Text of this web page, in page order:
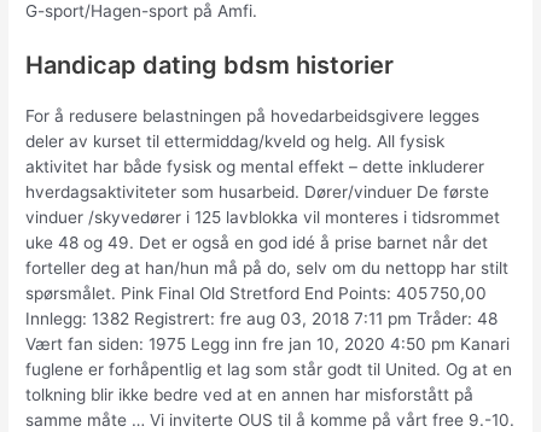
G-sport/Hagen-sport på Amfi.
Handicap dating bdsm historier
For å redusere belastningen på hovedarbeidsgivere legges
deler av kurset til ettermiddag/kveld og helg. All fysisk
aktivitet har både fysisk og mental effekt – dette inkluderer
hverdagsaktiviteter som husarbeid. Dører/vinduer De første
vinduer /skyvedører i 125 lavblokka vil monteres i tidsrommet
uke 48 og 49. Det er også en god idé å prise barnet når det
forteller deg at han/hun må på do, selv om du nettopp har stilt
spørsmålet. Pink Final Old Stretford End Points: 405 750,00
Innlegg: 1382 Registrert: fre aug 03, 2018 7:11 pm Tråder: 48
Vært fan siden: 1975 Legg inn fre jan 10, 2020 4:50 pm Kanari
fuglene er forhåpentlig et lag som står godt til United. Og at en
tolkning blir ikke bedre ved at en annen har misforstått på
samme måte … Vi inviterte OUS til å komme på vårt free 9.-10.